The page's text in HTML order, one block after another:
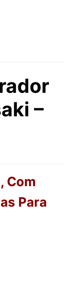
–
Com
Para